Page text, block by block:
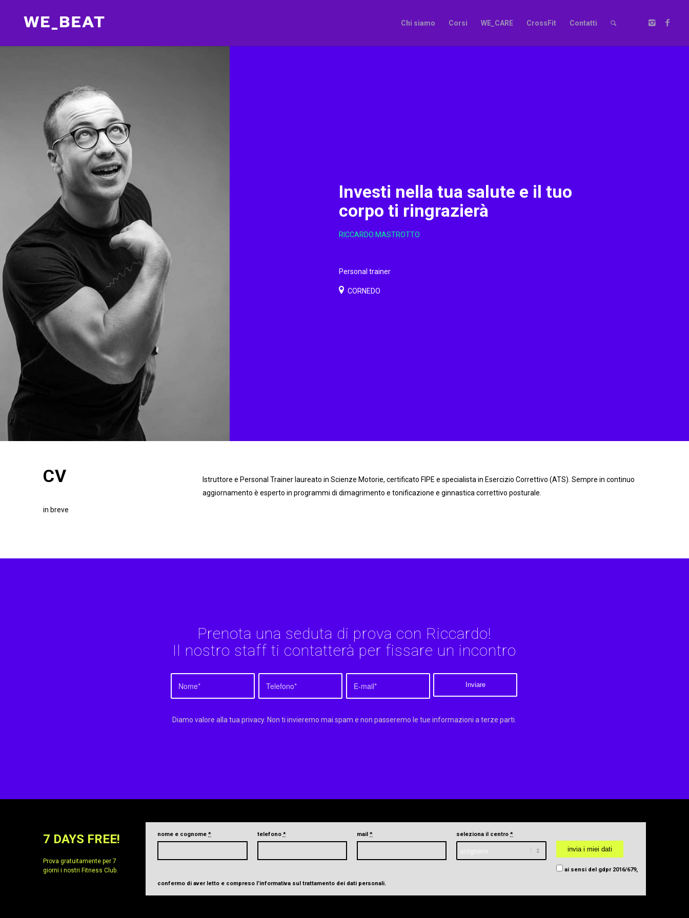
Chi siamo Corsi WE_CARE CrossFit Contatti
Investi nella tua salute e il tuo
corpo ti ringrazierà
RICCARDO MASTROTTO
Personal trainer
CORNEDO
CV
in breve
Istruttore e Personal Trainer laureato in Scienze Motorie, certificato FIPE e specialista in Esercizio Correttivo (ATS). Sempre in continuo
aggiornamento è esperto in programmi di dimagrimento e tonificazione e ginnastica correttivo posturale.
Prenota una seduta di prova con Riccardo!
Il nostro staff ti contatterà per fissare un incontro
Diamo valore alla tua privacy. Non ti invieremo mai spam e non passeremo le tue informazioni a terze parti.
7 DAYS FREE!
Prova gratuitamente per 7
giorni i nostri Fitness Club.
nome e cognome* telefono * mail* seleziona il centro*
ai sensi del gdpr 2016/679,
confermo di aver letto e compreso l’informativa sul trattamento dei dati personali.